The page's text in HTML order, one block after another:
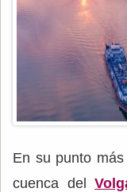
En su punto
cuenca del